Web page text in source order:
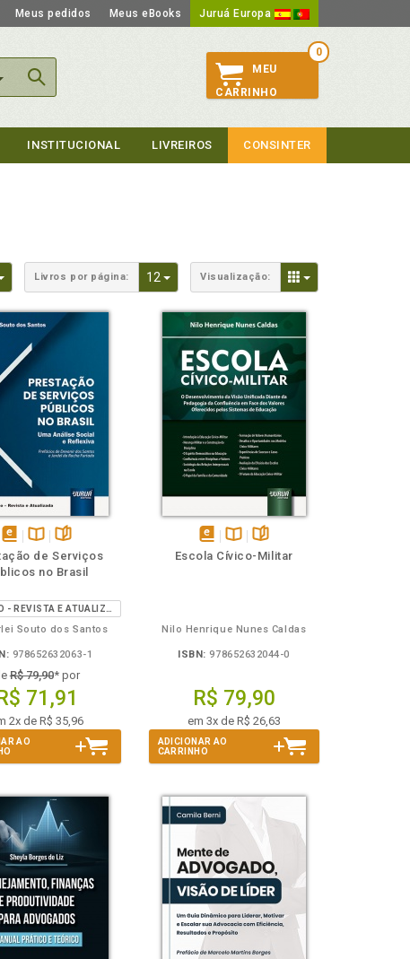
Meus pedidos Meus eBooks Juruá Europa
0
MEU
CARRINHO
INSTITUCIONAL LIVREIROS CONSINTER
Toggle Dropdown
Livros por página: 12 Toggle Dropdown
Visualização: Toggle Dropdown
disponível
em
Disponível
na
páginas
de Serviços
no Brasil
Souto dos Santos
978652632063-1
R$ 79,90* por
R$ 71,91
2x de R$ 35,96
AO
disponívelDisponível
páginas
Escola Cívico-Militar
Nilo Henrique Nunes Caldas
ISBN: 978652632044-0
R$ 79,90
em 3x de R$ 26,63
ADICIONAR AO
CARRINHO